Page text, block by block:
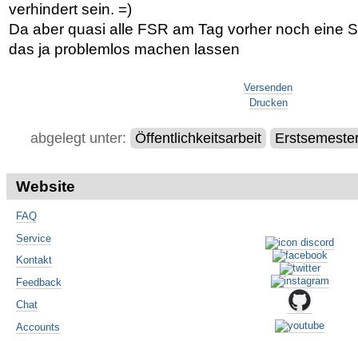
verhindert sein. =)
Da aber quasi alle FSR am Tag vorher noch eine
das ja problemlos machen lassen
Versenden
Drucken
abgelegt unter: Öffentlichkeitsarbeit
Website
FAQ
Service
Kontakt
Feedback
Chat
Accounts